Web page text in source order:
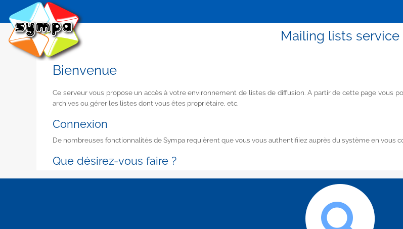
Mailing lists service
Bienvenue
Ce serveur vous propose un accès à votre environnement de listes de diffusion. A partir de cette page vous
archives ou gérer les listes dont vous êtes propriétaire, etc.
Connexion
De nombreuses fonctionnalités de Sympa requièrent que vous vous authentifiiez auprès du système en vous
Que désirez-vous faire ?